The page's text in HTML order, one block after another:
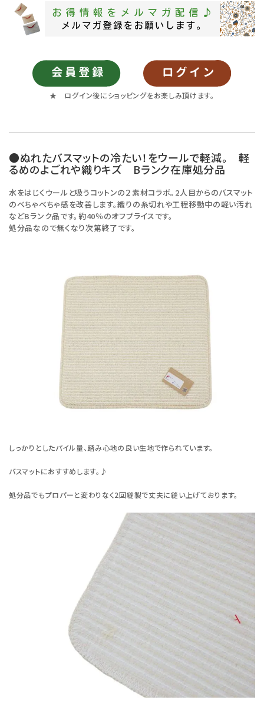
★ ログイン後にショッピングをお楽しみ頂けます。
●ぬれたバスマットの冷たい！をウールで軽減。 軽
るめのよごれや織りキズ Bランク在庫処分品
水をはじくウールと吸うコットンの２素材コラボ。2人目からのバスマット
のべちゃべちゃ感を改善します。織りの糸切れや工程移動中の軽い汚れ
などBランク品です。約40％のオフプライスです。
処分品なので無くなり次第終了です。
しっかりとしたパイル量、踏み心地の良い生地で作られています。
バスマットにおすすめします。♪
処分品でもプロパーと変わりなく2回縫製で丈夫に縫い上げております。